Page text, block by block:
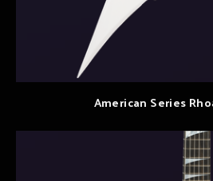
American Series